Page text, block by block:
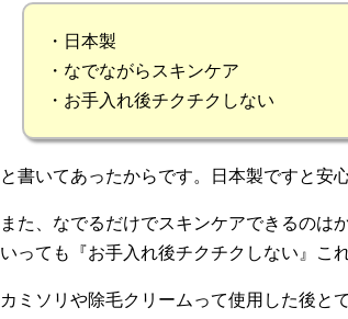
・日本製
・なでながらスキンケア
・お手入れ後チクチクしない
と書いてあったからです。日本製ですと安
また、なでるだけでスキンケアできるのは
いっても『お手入れ後チクチクしない』こ
カミソリや除毛クリームって使用した後と